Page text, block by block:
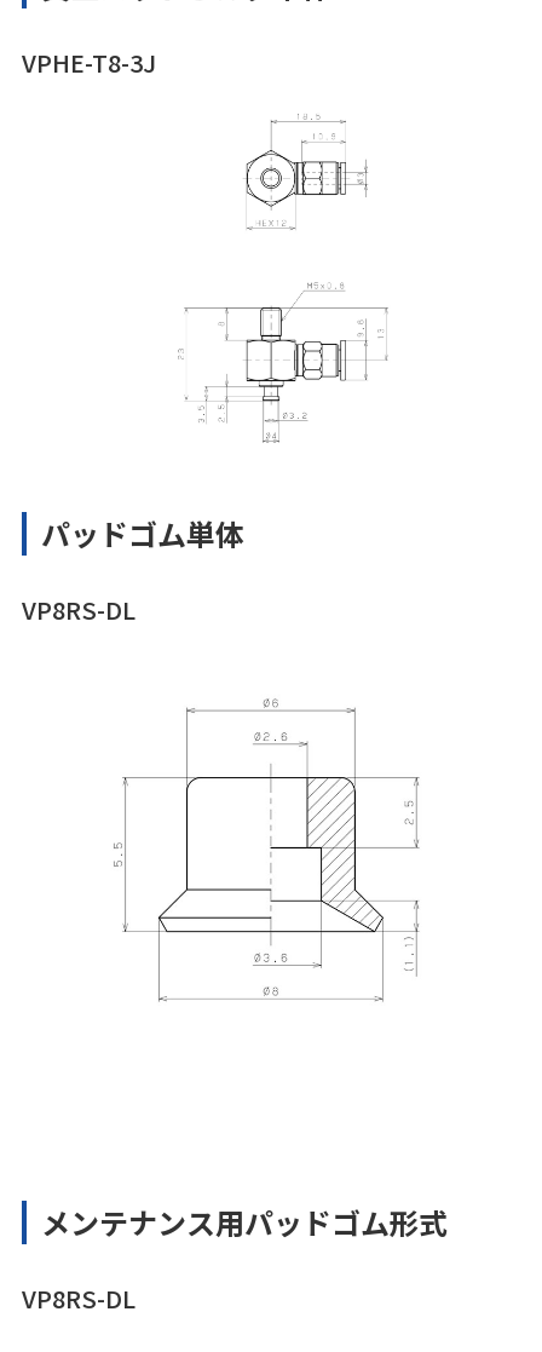
VPHE-T8-3J
パッドゴム単体
VP8RS-DL
メンテナンス用パッドゴム形式
VP8RS-DL